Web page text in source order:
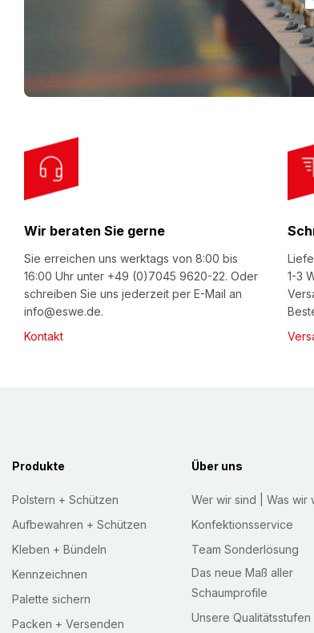
f
e
w
s
Wir beraten Sie gerne
Sie erreichen uns werktags von 8:00 bis
16:00 Uhr unter +49 (0)7045 9620-22. Oder
schreiben Sie uns jederzeit per E-Mail an
info@eswe.de.
Kontakt
1-3
Produkte
Polstern + Schützen
Aufbewahren + Schützen
Kleben + Bündeln
Kennzeichnen
Palette sichern
Packen + Versenden
Über uns
Wer wir sind | Was wir
Konfektionsservice
Team Sonderlösung
Das neue Maß aller
Schaumprofile
Unsere Qualitätsstufen